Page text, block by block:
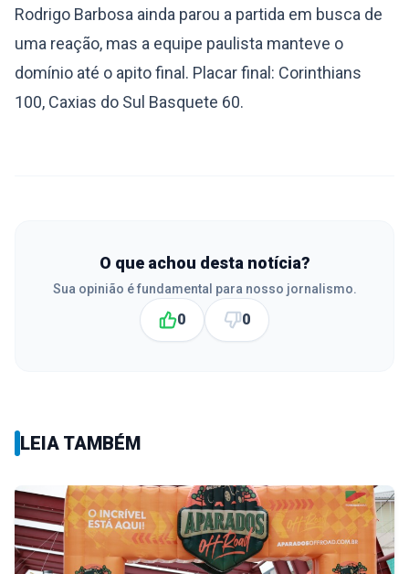
Rodrigo Barbosa ainda parou a partida em busca de
uma reação, mas a equipe paulista manteve o
domínio até o apito final. Placar final: Corinthians
100, Caxias do Sul Basquete 60.
O que achou desta notícia?
Sua opinião é fundamental para nosso jornalismo.
0 0
LEIA TAMBÉM